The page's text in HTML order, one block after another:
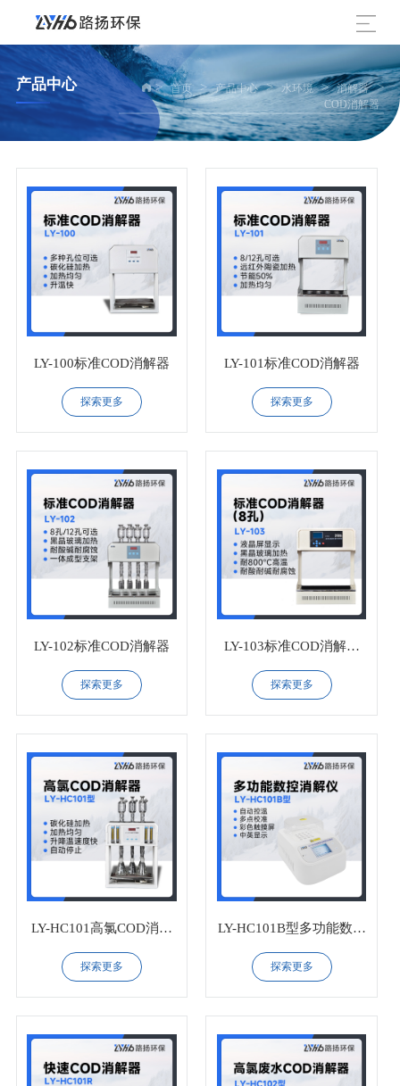
产品中心 > 首页 > 产品中心 > 水环境 > 消解器 >
COD消解器
LY-100标准COD消解器
探索更多
LY-101标准COD消解器
探索更多
LY-102标准COD消解器
探索更多
LY-103标准COD消解器
（8孔）
探索更多
LY-HC101高氯COD消解
器（5孔）
探索更多
LY-HC101B型多功能数控
消解仪
探索更多